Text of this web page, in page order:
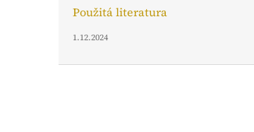
Použitá literatura
1.12.2024